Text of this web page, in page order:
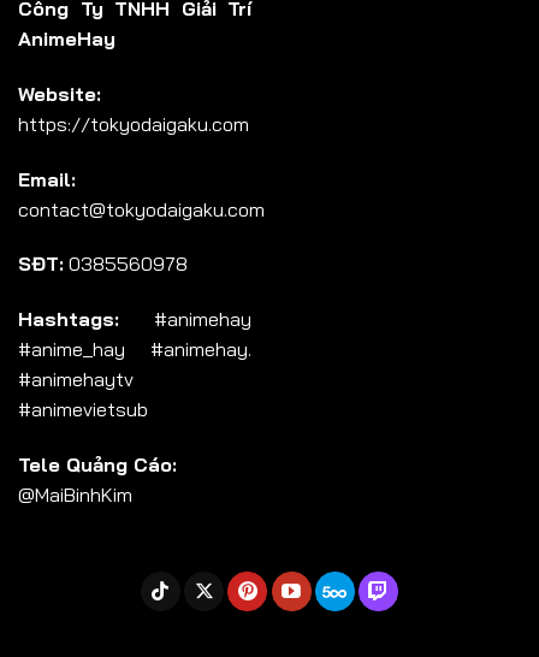
Tập 101
Tập 108
Tập 109
Tập 115
Công Ty TNHH Giải Trí
AnimeHay
Website:
https://tokyodaigaku.com
Email:
contact@tokyodaigaku.com
SĐT: 0385560978
Hashtags: #animehay
#anime_hay #animehay.
#animehaytv
#animevietsub
Tele Quảng Cáo:
@MaiBinhKim